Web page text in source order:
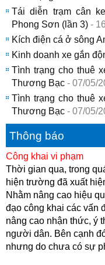
Tái diễn trạm cân
Phong Sơn (lần 3) -
Kích điện cá ở sông
Kinh doanh xe gắn
Tình trạng cho thuê
Thương Bạc - 07/05/
Tình trạng cho thuê
Thương Bạc - 07/05/
Thông báo
Công khai vi phạm
Thời gian qua, trong
hiện trường đã xuất
Nhằm nâng cao hiệu
đạo công khai các vấn
nâng cao nhận thức, ý
người dân. Bên cạnh
nhưng do chưa có sự